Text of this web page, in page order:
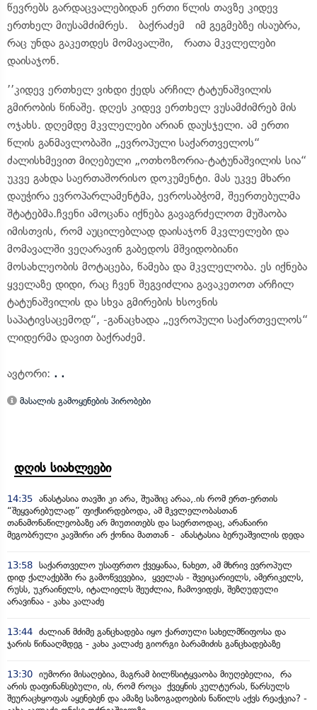
წევრებს გარდაცვალებიდან ერთი წლის თავზე კიდევ
ერთხელ მიუსამძიმრეს. ბაქრაძემ იმ გეგმებზე ისაუბრა,
რაც უნდა გაკეთდეს მომავალში, რათა მკვლელები
დაისაჯონ.
’’კიდევ ერთხელ ვიხდი ქედს არჩილ ტატუნაშვილის
გმირობის წინაშე. დღეს კიდევ ერთხელ ვუსამძიმრებ მის
ოჯახს. დღემდე მკვლელები არიან დაუსჯელი. ამ ერთი
წლის განმავლობაში „ევროპული საქართველოს“
ძალისხმევით მიღებული „ოთხოზორია-ტატუნაშვილის სია“
უკვე გახდა საერთაშორისო დოკუმენტი. მას უკვე მხარი
დაუჭირა ევროპარლამენტმა, ევროსაბჭომ, შეერთებულმა
შტატებმა.ჩვენი ამოცანა იქნება გავაგრძელოთ მუშაობა
იმისთვის, რომ აუცილებლად დაისაჯონ მკვლელები და
მომავალში ვეღარავინ გაბედოს მშვიდობიანი
მოსახლეობის მოტაცება, წამება და მკვლელობა. ეს იქნება
ყველაზე დიდი, რაც ჩვენ შეგვიძლია გავაკეთოთ არჩილ
ტატუნაშვილის და სხვა გმირების ხსოვნის
საპატივსაცემოდ“, -განაცხადა „ევროპული საქართველოს“
ლიდერმა დავით ბაქრაძემ.
ავტორი: . .
მასალის გამოყენების პირობები
დღის სიახლეები
14:35 ანასტასია თავში კი არა, შუაშიც არაა,.ის რომ ერთ-ერთის
“შეყვარებულად” ფიქსირდებოდა, ამ მკვლელობასთან
თანამონაწილეობაზე არ მიუთითებს და საერთოდაც, არანაირი
მეგობრული კავშირი არ ქონია მათთან - ანასტასია ბერუაშვილის დედა
13:58 საქართველო უსაფრთო ქვეყანაა, ნახეთ, ამ მხრივ ევროპულ
დიდ ქალაქებში რა გამოწვევებია, ყველას - შვეიცარიელს, ამერიკელს,
რუსს, უკრაინელს, იტალიელს შეუძლია, ჩამოვიდეს, შეზღუდული
არავინაა - კახა კალაძე
13:44 ძალიან მძიმე განცხადება იყო ქართული სახელმწიფოსა და
ჯარის წინააღმდეგ - კახა კალაძე გიორგი ბარამიძის განცხადებაზე
13:30 იუმორი მისაღებია, მაგრამ ბილწსიტყვაობა მიუღებელია, რა
არის დაფინანსებული, ის, რომ როცა ქვეყნის კულტურას, წარსულს
შეურაცხყოფას აყენებენ და ამაზე საზოგადოების ნაწილს აქვს რეაქცია? -